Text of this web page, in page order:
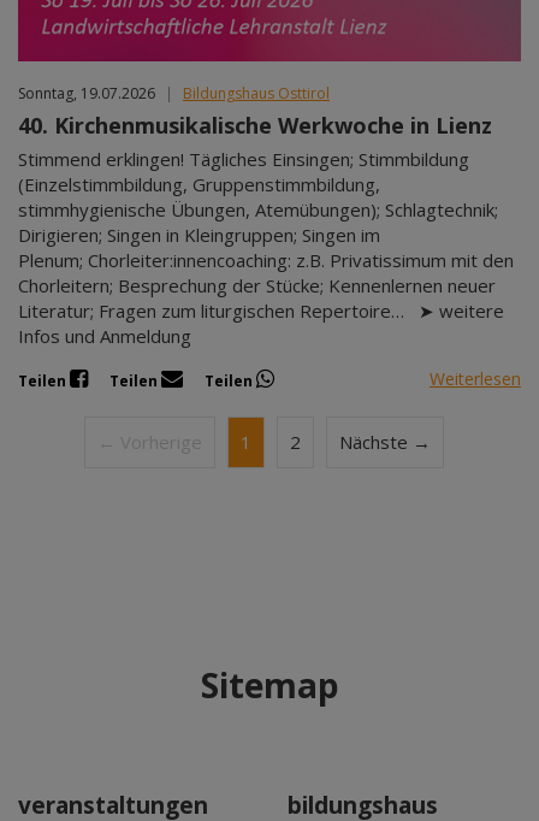
Sonntag, 19.07.2026 | Bildungshaus Osttirol
40. Kirchenmusikalische Werkwoche in Lienz
Stimmend erklingen! Tägliches Einsingen; Stimmbildung
(Einzelstimmbildung, Gruppenstimmbildung,
stimmhygienische Übungen, Atemübungen); Schlagtechnik;
Dirigieren; Singen in Kleingruppen; Singen im
Plenum; Chorleiter:innencoaching: z.B. Privatissimum mit den
Chorleitern; Besprechung der Stücke; Kennenlernen neuer
Literatur; Fragen zum liturgischen Repertoire… ➤ weitere
Infos und Anmeldung
Teilen Teilen Teilen Weiterlesen
← Vorherige 1 2 Nächste →
Sitemap
veranstaltungen bildungshaus